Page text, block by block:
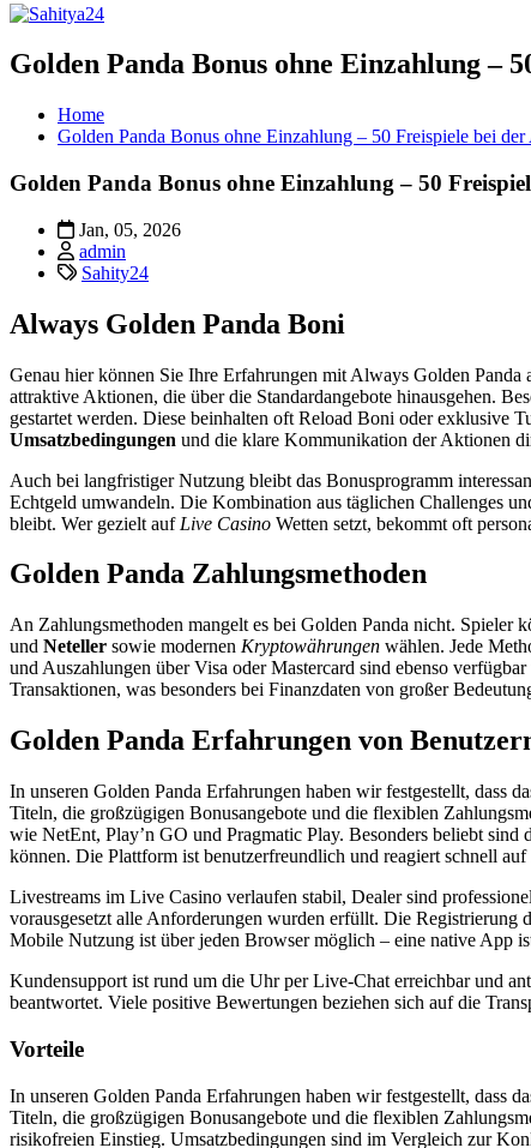
Where Every Writer Finds a Voice
Golden Panda Bonus ohne Einzahlung –
Home
Golden Panda Bonus ohne Einzahlung – 50 Freispiele bei
Golden Panda Bonus ohne Einzahlung – 50
Jan, 05, 2026
admin
Sahity24
Always Golden Panda Boni
Genau hier können Sie Ihre Erfahrungen mit Always Golden Panda
attraktive Aktionen, die über die Standardangebote hinausgehen.
gestartet werden. Diese beinhalten oft Reload Boni oder exklusive
Umsatzbedingungen und die klare Kommunikation der Aktionen
Auch bei langfristiger Nutzung bleibt das Bonusprogramm
Echtgeld umwandeln. Die Kombination aus täglichen Challenges
bleibt. Wer gezielt auf Live Casino Wetten setzt, bekommt oft
Golden Panda Zahlungsmethoden
An Zahlungsmethoden mangelt es bei Golden Panda nicht. Spieler
und Neteller sowie modernen Kryptowährungen wählen. Jede
und Auszahlungen über Visa oder Mastercard sind ebenso
Transaktionen, was besonders bei Finanzdaten von großer
Golden Panda Erfahrungen von
In unseren Golden Panda Erfahrungen haben wir festgestellt, dass
Titeln, die großzügigen Bonusangebote und die flexiblen
wie NetEnt, Play’n GO und Pragmatic Play. Besonders beliebt sind
können. Die Plattform ist benutzerfreundlich und reagiert schnell auf
Livestreams im Live Casino verlaufen stabil, Dealer sind
vorausgesetzt alle Anforderungen wurden erfüllt. Die
Mobile Nutzung ist über jeden Browser möglich – eine native App
Kundensupport ist rund um die Uhr per Live-Chat erreichbar und
beantwortet. Viele positive Bewertungen beziehen sich auf die
Vorteile
In unseren Golden Panda Erfahrungen haben wir festgestellt, dass
Titeln, die großzügigen Bonusangebote und die flexiblen
risikofreien Einstieg. Umsatzbedingungen sind im Vergleich zur